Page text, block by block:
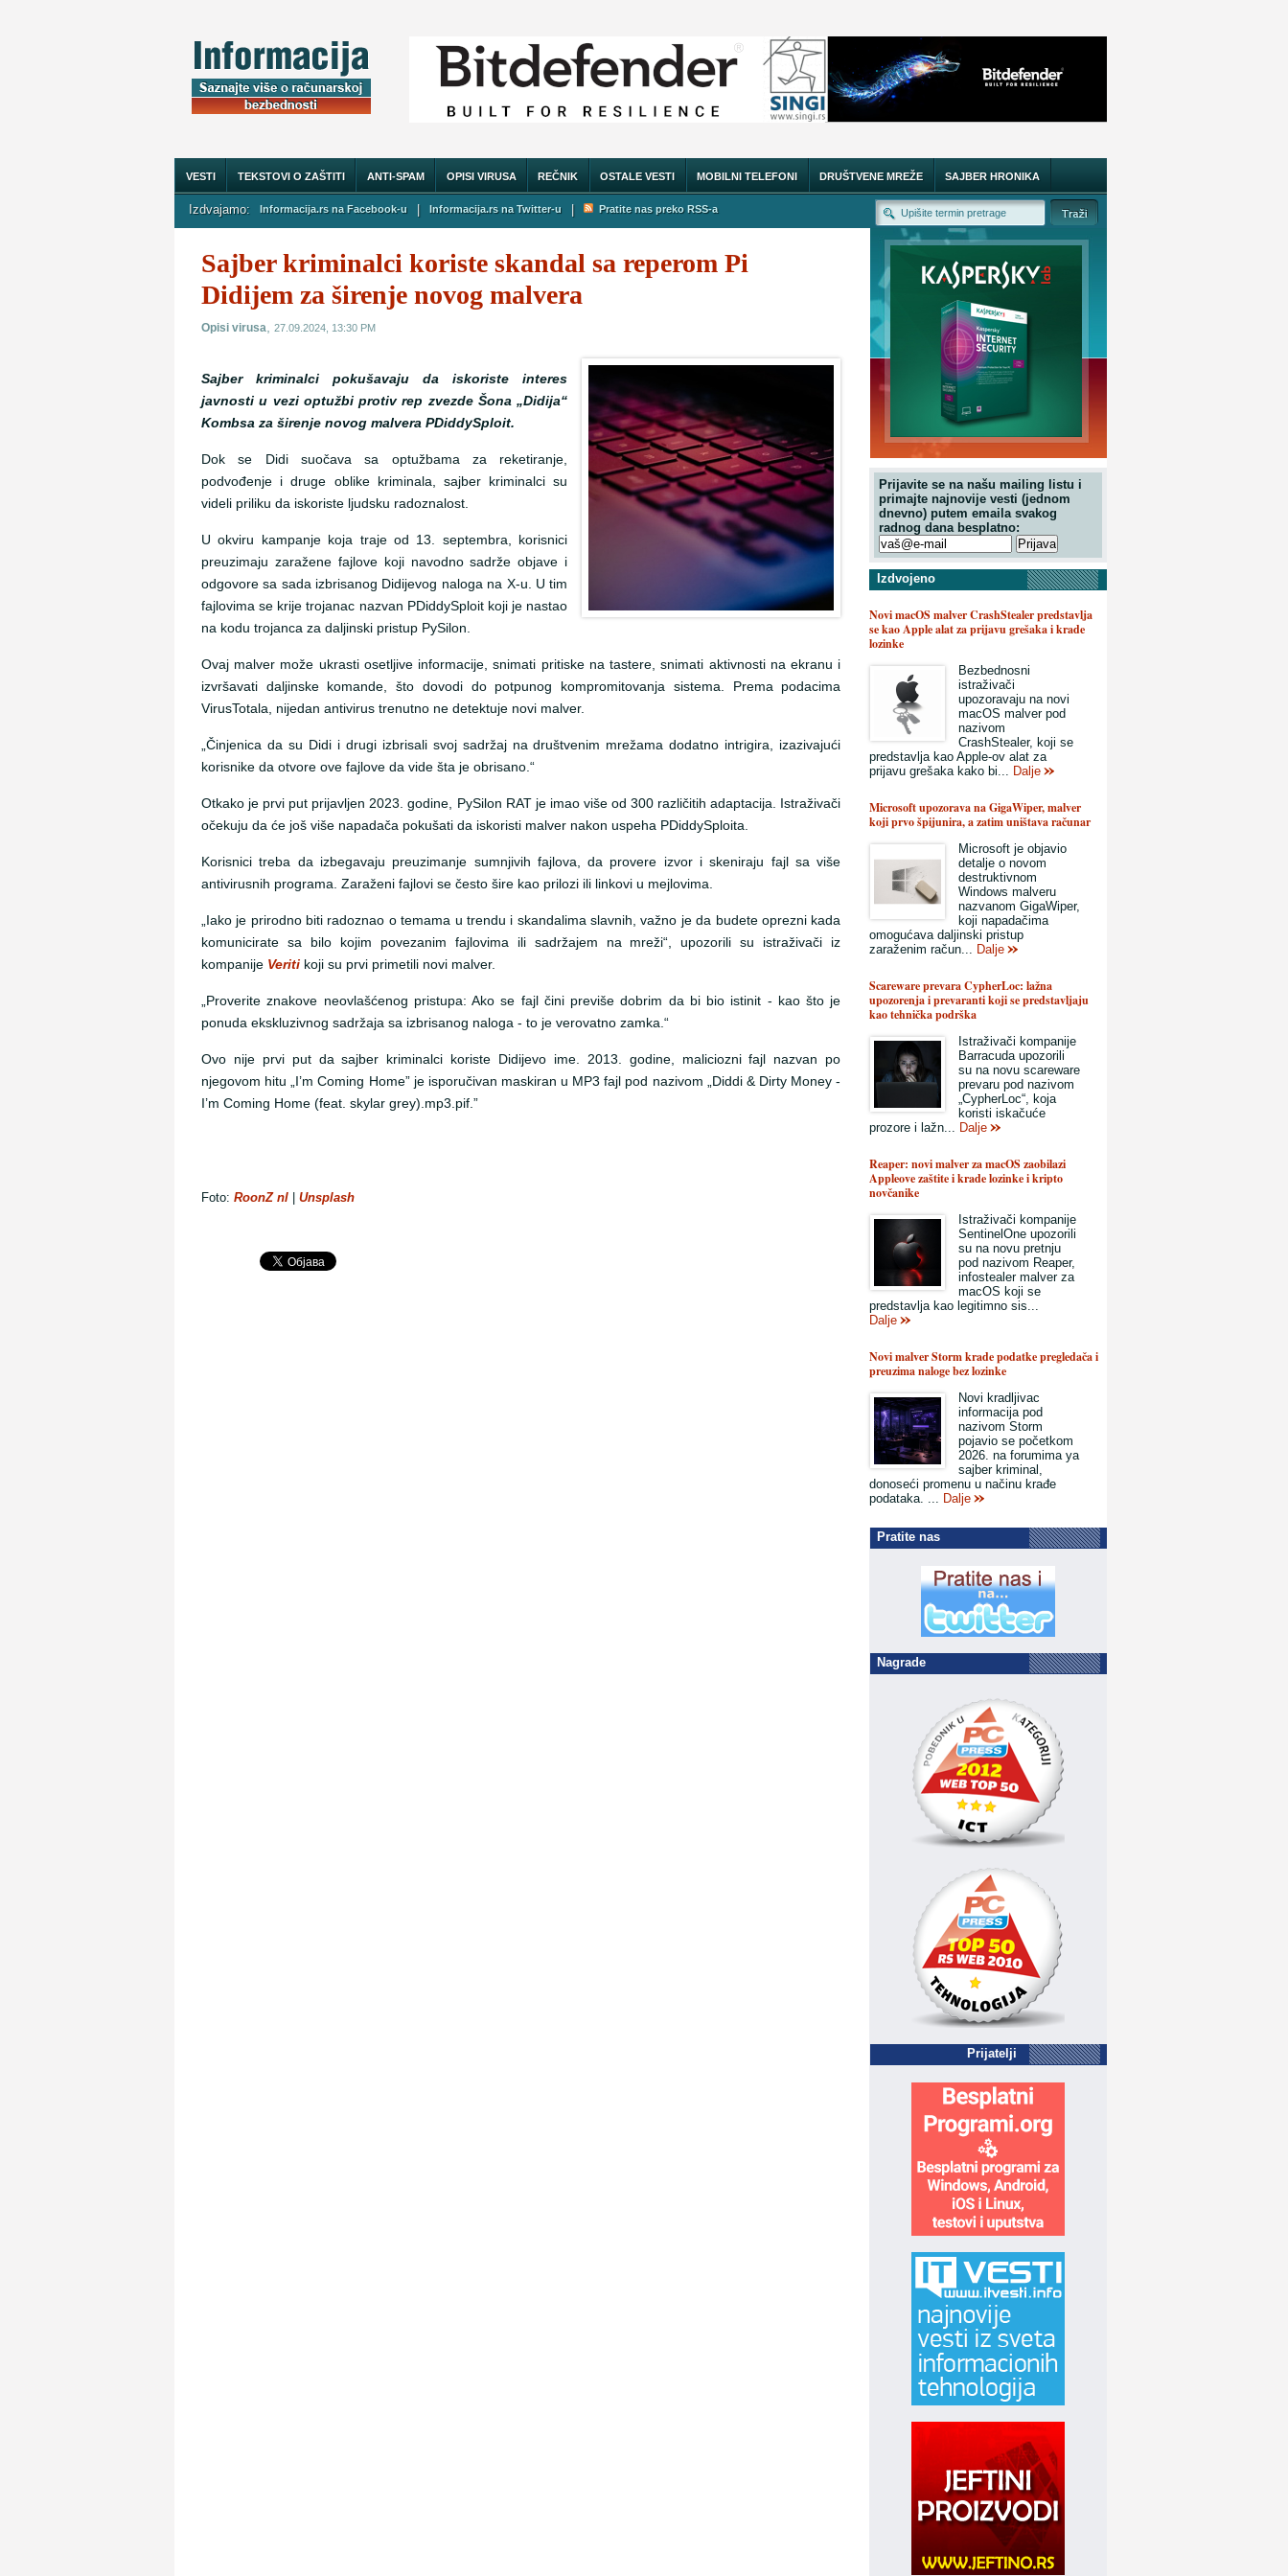
VESTI TEKSTOVI O ZAŠTITI ANTI-SPAM OPISI VIRUSA REČNIK OSTALE VESTI MOBILNI TELEFONI DRUŠTVENE MREŽE SAJBER HRONIKA
O NAMA
Izdvajamo: Informacija.rs na Facebook-u | Informacija.rs na Twitter-u | Pratite nas preko RSS-a
Sajber kriminalci koriste skandal sa reperom Pi
Didijem za širenje novog malvera
Opisi virusa, 27.09.2024, 13:30 PM
Sajber kriminalci pokušavaju da iskoriste interes
javnosti u vezi optužbi protiv rep zvezde Šona „Didija“
Kombsa za širenje novog malvera PDiddySploit.
Dok se Didi suočava sa optužbama za reketiranje,
podvođenje i druge oblike kriminala, sajber kriminalci su
videli priliku da iskoriste ljudsku radoznalost.
U okviru kampanje koja traje od 13. septembra, korisnici
preuzimaju zaražene fajlove koji navodno sadrže objave i
odgovore sa sada izbrisanog Didijevog naloga na X-u. U tim
fajlovima se krije trojanac nazvan PDiddySploit koji je nastao
na kodu trojanca za daljinski pristup PySilon.
Ovaj malver može ukrasti osetljive informacije, snimati pritiske na tastere, snimati aktivnosti na ekranu i
izvršavati daljinske komande, što dovodi do potpunog kompromitovanja sistema. Prema podacima
VirusTotala, nijedan antivirus trenutno ne detektuje novi malver.
„Činjenica da su Didi i drugi izbrisali svoj sadržaj na društvenim mrežama dodatno intrigira, izazivajući
korisnike da otvore ove fajlove da vide šta je obrisano.“
Otkako je prvi put prijavljen 2023. godine, PySilon RAT je imao više od 300 različitih adaptacija. Istraživači
očekuju da će još više napadača pokušati da iskoristi malver nakon uspeha PDiddySploita.
Korisnici treba da izbegavaju preuzimanje sumnjivih fajlova, da provere izvor i skeniraju fajl sa više
antivirusnih programa. Zaraženi fajlovi se često šire kao prilozi ili linkovi u mejlovima.
„Iako je prirodno biti radoznao o temama u trendu i skandalima slavnih, važno je da budete oprezni kada
komunicirate sa bilo kojim povezanim fajlovima ili sadržajem na mreži“, upozorili su istraživači iz
kompanije Veriti koji su prvi primetili novi malver.
„Proverite znakove neovlašćenog pristupa: Ako se fajl čini previše dobrim da bi bio istinit - kao što je
ponuda ekskluzivnog sadržaja sa izbrisanog naloga - to je verovatno zamka.“
Ovo nije prvi put da sajber kriminalci koriste Didijevo ime. 2013. godine, maliciozni fajl nazvan po
njegovom hitu „I’m Coming Home” je isporučivan maskiran u MP3 fajl pod nazivom „Diddi & Dirty Money -
I’m Coming Home (feat. skylar grey).mp3.pif.”
Foto: RoonZ nl Unsplash
Prijavite se na našu mailing listu i
primajte najnovije vesti (jednom
dnevno) putem emaila svakog
radnog dana besplatno:
Izdvojeno
Novi macOS malver CrashStealer predstavlja
se kao Apple alat za prijavu grešaka i krade
lozinke
Bezbednosni
istraživači
upozoravaju na novi
macOS malver pod
nazivom
CrashStealer, koji se
predstavlja kao Apple-ov alat za
prijavu grešaka kako bi... Dalje
Microsoft upozorava na GigaWiper, malver
koji prvo špijunira, a zatim uništava računar
Microsoft je objavio
detalje o novom
destruktivnom
Windows malveru
nazvanom GigaWiper,
koji napadačima
omogućava daljinski pristup
zaraženim račun... Dalje
Scareware prevara CypherLoc: lažna
upozorenja i prevaranti koji se predstavljaju
kao tehnička podrška
Istraživači kompanije
Barracuda upozorili
su na novu scareware
prevaru pod nazivom
„CypherLoc“, koja
koristi iskačuće
prozore i lažn... Dalje
Reaper: novi malver za macOS zaobilazi
Appleove zaštite i krade lozinke i kripto
novčanike
Istraživači kompanije
SentinelOne upozorili
su na novu pretnju
pod nazivom Reaper,
infostealer malver za
macOS koji se
predstavlja kao legitimno sis...
Dalje
Novi malver Storm krade podatke pregledača i
preuzima naloge bez lozinke
Novi kradljivac
informacija pod
nazivom Storm
pojavio se početkom
2026. na forumima ya
sajber kriminal,
donoseći promenu u načinu krađe
podataka. ... Dalje
Pratite nas
Nagrade
Prijatelji